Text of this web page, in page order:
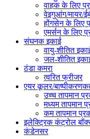
वाहक के लिए
वेइगुआंग/मायर/
होंगसेन के लिए
एमर्सन के लिए
संघनक इकाई
वायु-शीतित
जल-शीतित
ठंडा कमरा
त्वरित फ्रीजर
एयर कूलर/
उच्च तापमान
मध्यम तापमान
कम तापमान
इलेक्ट्रिक कंट्रोल
कंडेनसर